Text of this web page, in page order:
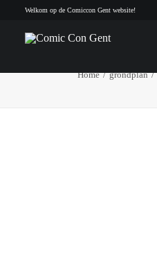
Welkom op de Comiccon Gent website!
Home grondplan